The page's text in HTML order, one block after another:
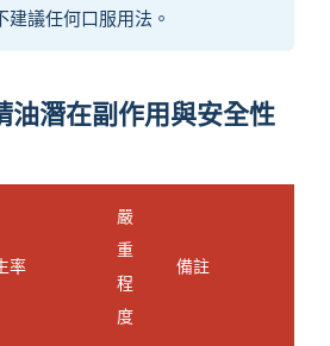
議任何口服用法。
油潛在副作用與安全性
率
嚴
重
程
度
備註